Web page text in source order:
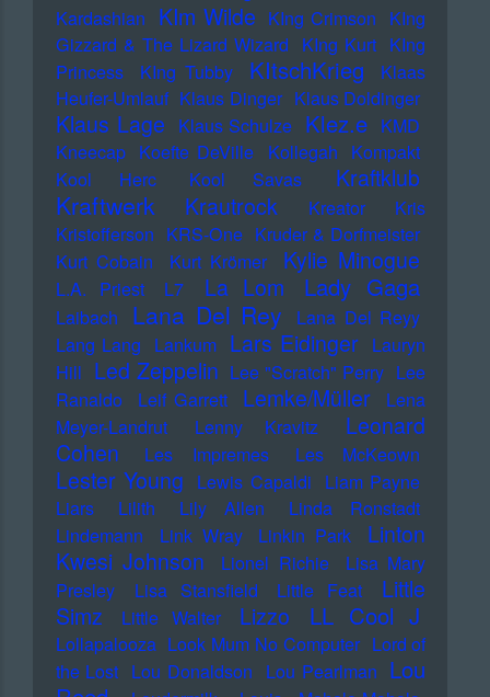
Kardashian KIm Wilde KIng Crimson KIng
Gizzard & The Lizard Wizard KIng Kurt KIng
Princess
KIng Tubby KItschKrieg
Klaas
Heufer-Umlauf Klaus Dinger Klaus Doldinger
Klaus Lage Klaus Schulze Klez.e KMD
Kneecap Koefte DeVille Kollegah Kompakt
Kool Herc
Kool Savas Kraftklub
Kraftwerk Krautrock Kreator
Kris
Kristofferson KRS-One Kruder & Dorfmeister
Kurt Cobain
Kurt Krömer Kylie Minogue
L.A. Priest L7 La Lom Lady Gaga
Laibach Lana Del Rey
Lana Del Reyy
Lang Lang Lankum Lars Eidinger Lauryn
Hill Led Zeppelin Lee "Scratch" Perry Lee
Ranaldo
Leif Garrett Lemke/Müller
Lena
Meyer-Landrut
Lenny Kravitz
Leonard
Cohen
Les Impremes Les McKeown
Lester Young Lewis Capaldi Liam Payne
Liars
Lilith Lily Allen
Linda Ronstadt
Lindemann
Link Wray Linkin Park
Linton
Kwesi Johnson
Lionel Richie
Lisa Mary
Presley
Lisa Stansfield Little Feat
Little
Simz
Little Walter Lizzo LL Cool J
Lollapalooza Look Mum No Computer Lord of
the Lost Lou Donaldson Lou Pearlman Lou